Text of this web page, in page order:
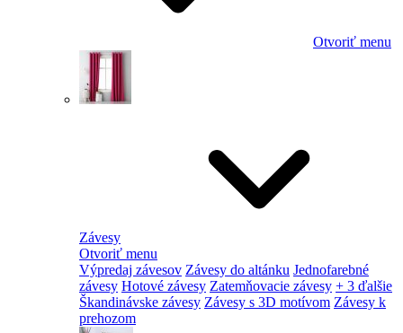
Otvoriť menu
Závesy
Otvoriť menu
Výpredaj závesov Závesy do altánku Jednofarebné
závesy Hotové závesy Zatemňovacie závesy + 3 ďalšie
Škandinávske závesy Závesy s 3D motívom Závesy k
prehozom